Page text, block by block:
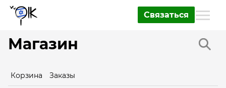
Связаться
Магазин
Корзина Заказы